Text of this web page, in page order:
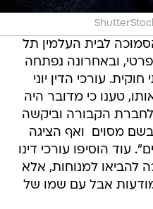
לבית העלמין תל
ובאחרונה נפתחה
עורכי הדין יוני
טענו כי מדובר היה
הקבורה וביקשה
מסוים  ואף הציגה
הוסיפו עורכי דינו
להביאו למנוחות, אלא
אבל עם שמו של